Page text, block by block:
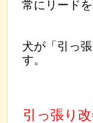
常にリード
犬が「引っ
す。
引っ張り